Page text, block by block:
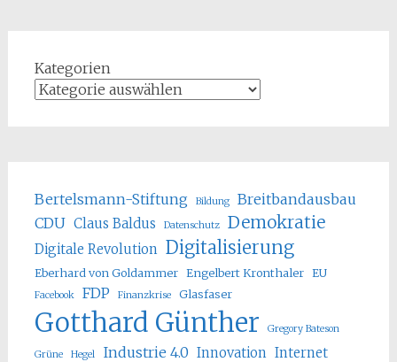
Kategorien
Bertelsmann-Stiftung Bildung
Breitbandausbau
CDU Claus Baldus Datenschutz Demokratie
Digitale Revolution Digitalisierung
Eberhard von Goldammer Engelbert Kronthaler EU
Facebook FDP Finanzkrise Glasfaser
Gotthard Günther Gregory Bateson
Grüne Hegel Industrie 4.0 Innovation Internet